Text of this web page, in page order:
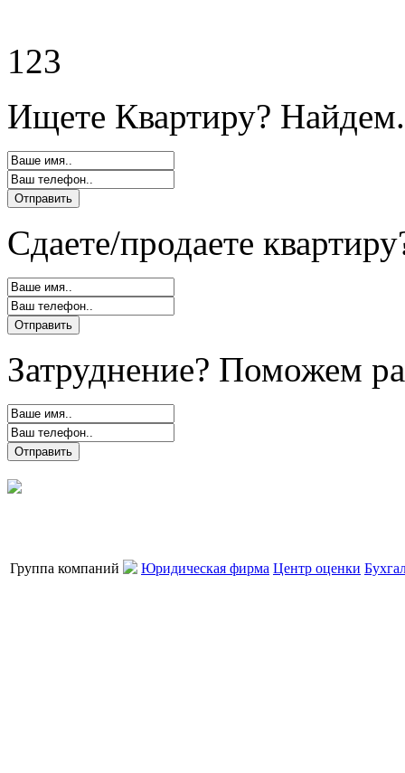
123
Ищете Квартиру?
Сдаете/продаете
Затруднение? Поможем
Группа компаний Юридическая фирма Центр оценки